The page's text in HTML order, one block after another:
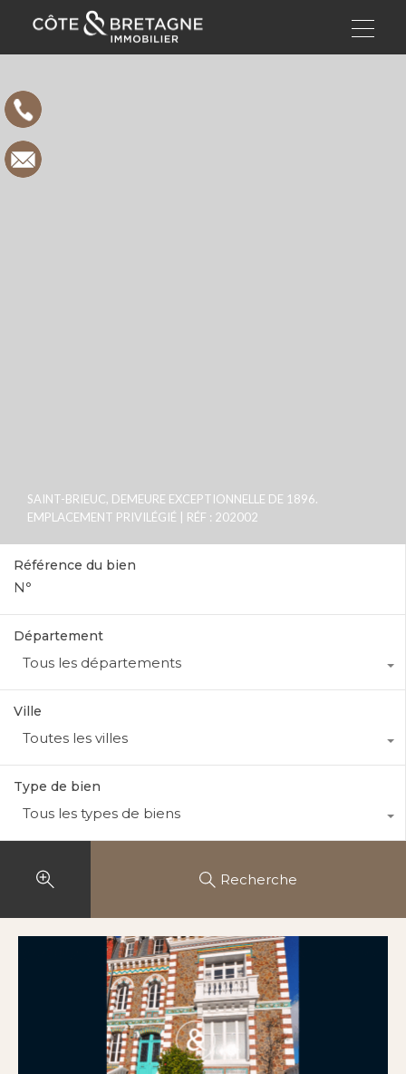
SAINT-BRIEUC, DEMEURE EXCEPTIONNELLE DE 1896.
EMPLACEMENT PRIVILÉGIÉ | RÉF : 202002
Référence du bien
Département
Tous les départements
Ville
Toutes les villes
Type de bien
Tous les types de biens
Recherche